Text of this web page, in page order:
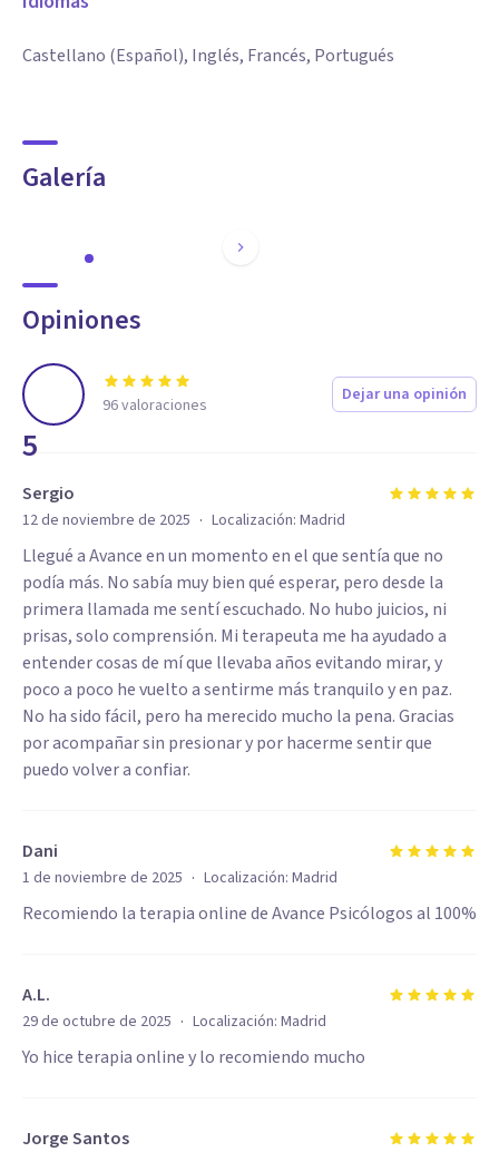
Castellano (Español), Inglés, Francés, Portugués
Galería
Opiniones
5
96valoraciones Dejar una opinión
Sergio
12 de noviembre de 2025 · Localización: Madrid
Llegué a Avance en un momento en el que sentía que no
podía más. No sabía muy bien qué esperar, pero desde la
primera llamada me sentí escuchado. No hubo juicios, ni
prisas, solo comprensión. Mi terapeuta me ha ayudado a
entender cosas de mí que llevaba años evitando mirar, y
poco a poco he vuelto a sentirme más tranquilo y en paz.
No ha sido fácil, pero ha merecido mucho la pena. Gracias
por acompañar sin presionar y por hacerme sentir que
puedo volver a confiar.
Dani
1 de noviembre de 2025 · Localización: Madrid
Recomiendo la terapia online de Avance Psicólogos al 100%
A.L.
29 de octubre de 2025 · Localización: Madrid
Yo hice terapia online y lo recomiendo mucho
Jorge Santos